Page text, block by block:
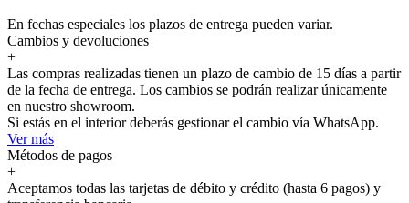
En fechas especiales los plazos de entrega pueden variar.
Cambios y devoluciones
+
Las compras realizadas tienen un plazo de cambio de 15 días a partir
de la fecha de entrega. Los cambios se podrán realizar únicamente
en nuestro showroom.
Si estás en el interior deberás gestionar el cambio vía WhatsApp.
Ver más
Métodos de pagos
+
Aceptamos todas las tarjetas de débito y crédito (hasta 6 pagos) y